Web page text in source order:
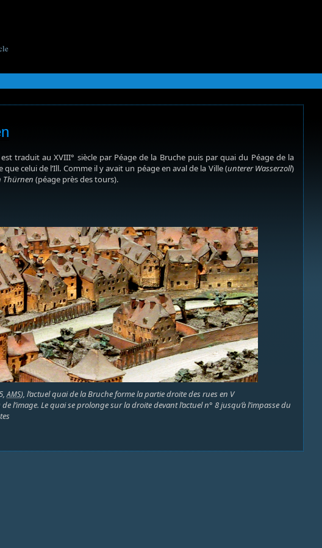
traduit au XVIII° siècle par Péage de la Bruche puis par quai du Péage de la
celui de l’Ill. Comme il y avait un péage en aval de la Ville (unterer Wasserzoll)
Thürnen (péage près des tours).
AMS), l’actuel quai de la Bruche forme la partie droite des rues en V
l’image. Le quai se prolonge sur la droite devant l’actuel n° 8 jusqu’à l’impasse du